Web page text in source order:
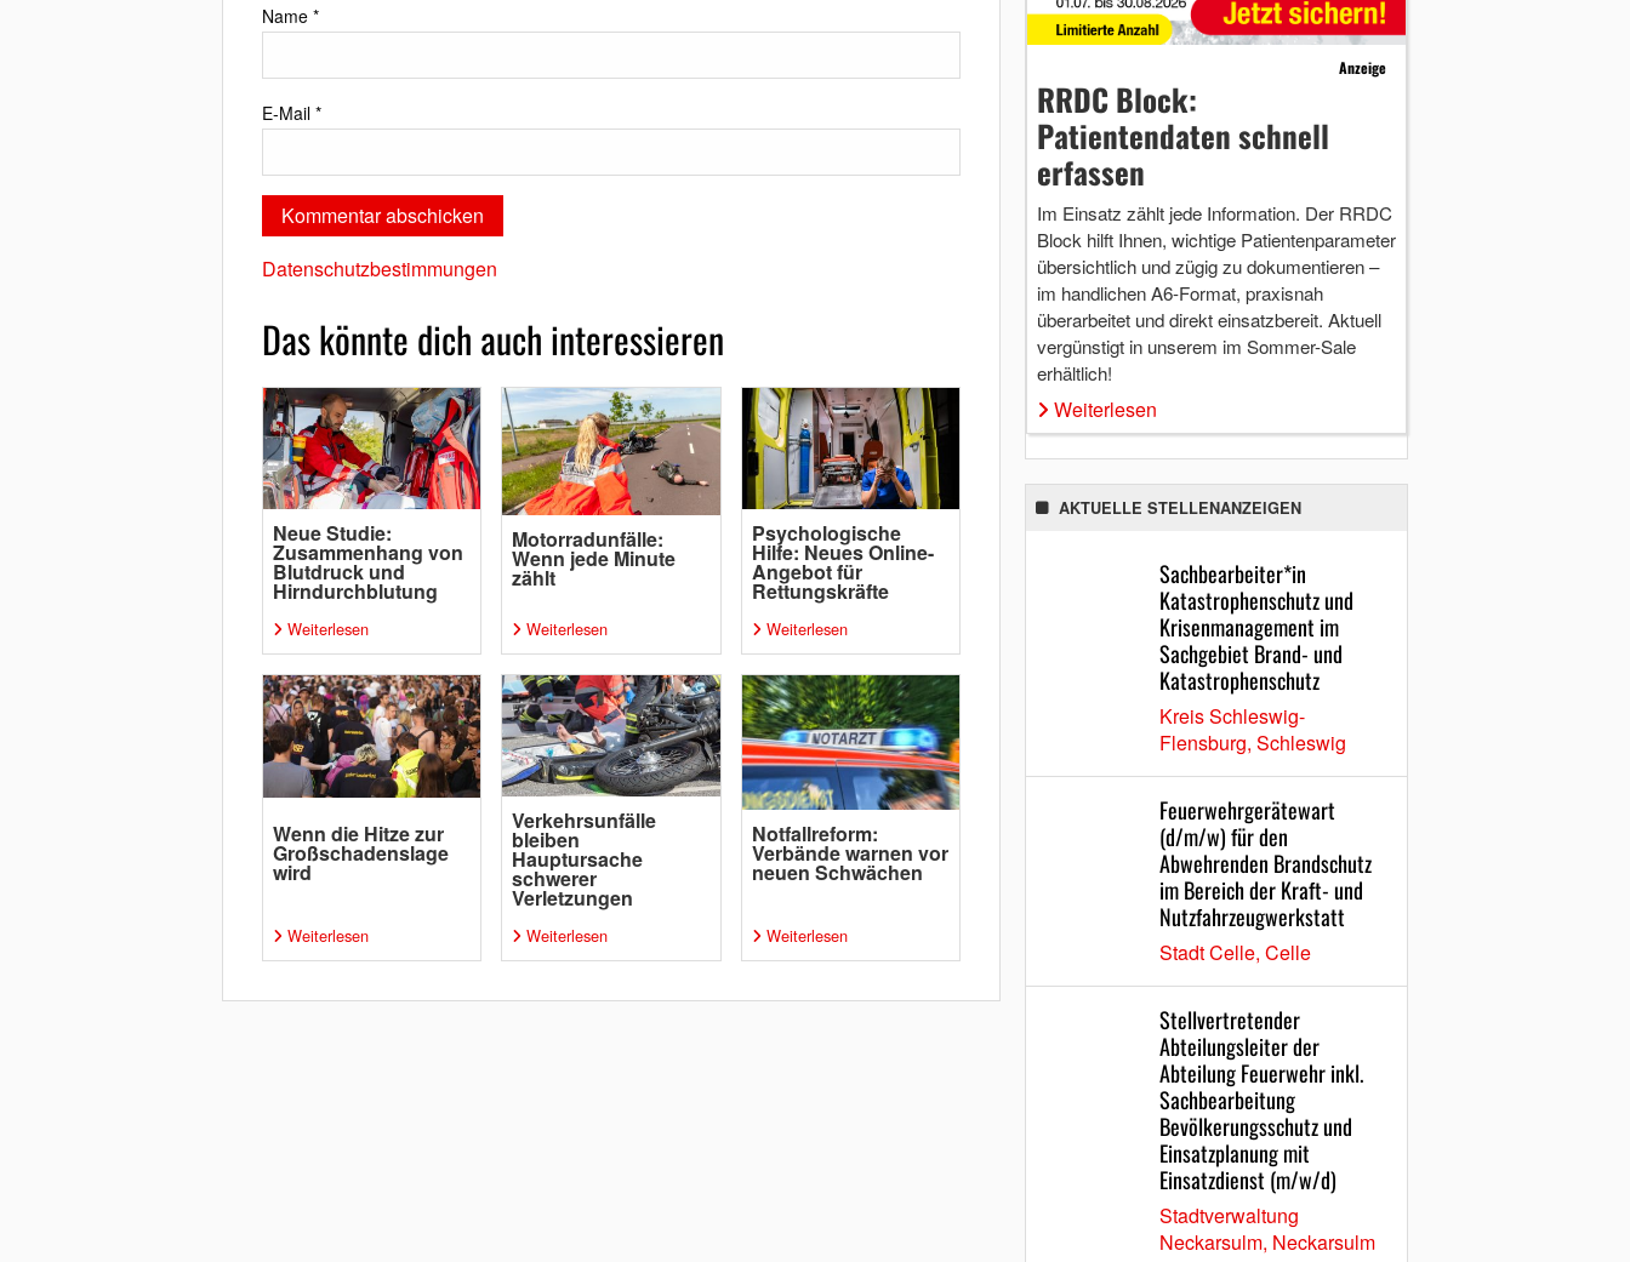
Name *
E-Mail *
Datenschutzbestimmungen
Das könnte dich auch interessieren
Neue Studie:
Zusammenhang von
Blutdruck und
Hirndurchblutung
Weiterlesen
Motorradunfälle:
Wenn jede Minute
zählt
Weiterlesen
Psychologische
Hilfe: Neues Online-
Angebot für
Rettungskräfte
Weiterlesen
Wenn die Hitze zur
Großschadenslage
wird
Weiterlesen
Verkehrsunfälle
bleiben
Hauptursache
schwerer
Verletzungen
Weiterlesen
Notfallreform:
Verbände warnen vor
neuen Schwächen
Weiterlesen
Anzeige
RRDC Block:
Patientendaten schnell
erfassen
Im Einsatz zählt jede Information. Der RRDC
Block hilft Ihnen, wichtige Patientenparameter
übersichtlich und zügig zu dokumentieren –
im handlichen A6-Format, praxisnah
überarbeitet und direkt einsatzbereit. Aktuell
vergünstigt in unserem im Sommer-Sale
erhältlich!
Weiterlesen
AKTUELLE STELLENANZEIGEN
Sachbearbeiter*in
Katastrophenschutz und
Krisenmanagement im
Sachgebiet Brand- und
Katastrophenschutz
Kreis Schleswig-
Flensburg, Schleswig
Feuerwehrgerätewart
(d/m/w) für den
Abwehrenden Brandschutz
im Bereich der Kraft- und
Nutzfahrzeugwerkstatt
Stadt Celle, Celle
Stellvertretender
Abteilungsleiter der
Abteilung Feuerwehr inkl.
Sachbearbeitung
Bevölkerungsschutz und
Einsatzplanung mit
Einsatzdienst (m/w/d)
Stadtverwaltung
Neckarsulm, Neckarsulm